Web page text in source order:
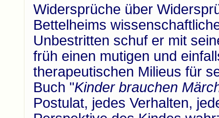
Widersprüche über
Bettelheims
Unbestritten schuf er mit
früh einen mutigen und
therapeutischen Milieus für
Buch "Kinder brauchen
Postulat, jedes Verhalten,